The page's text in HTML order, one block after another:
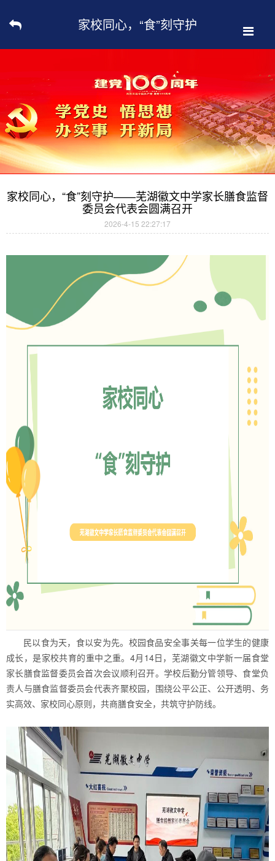
家校同心，“食”刻守护
——芜湖徽文中学家长膳
食监督委员会代表会圆满
召开
家校同心，“食”刻守护——芜湖徽文中学家长膳食监督
委员会代表会圆满召开
2026-4-15 22:27:17
民以食为天，食以安为先。校园食品安全事关每一位学生的健康
成长，是家校共育的重中之重。4月14日，芜湖徽文中学新一届食堂
家长膳食监督委员会首次会议顺利召开。学校后勤分管领导、食堂负
责人与膳食监督委员会代表齐聚校园，围绕公平公正、公开透明、务
实高效、家校同心原则，共商膳食安全，共筑守护防线。